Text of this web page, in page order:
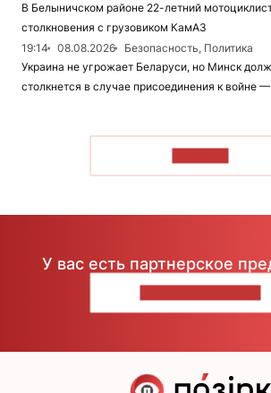
В Белыничском районе 22-летний
столкновения с грузовиком КамАЗ
19:14
08.08.2026
Безопасность, Политика
Украина не угрожает Беларуси, но Минск
столкнется в случае присоединения к войне
У вас есть партнерское